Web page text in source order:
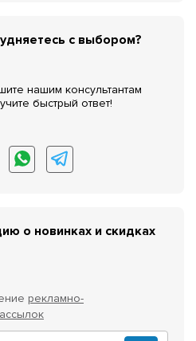
с выбором?
нашим консультантам
быстрый ответ!
о новинках и скидках
рекламно-